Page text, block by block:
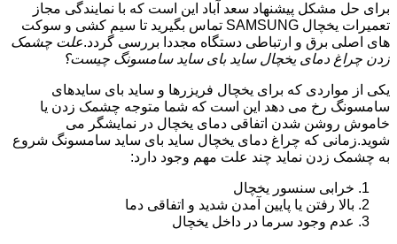
برای حل مشکل پیشنهاد سعد آباد این است که با نمایندگی مجاز
تعمیرات یخچال SAMSUNG تماس بگیرید تا سیم کشی و سوکت
های اصلی برق و ارتباطی دستگاه مجددا بررسی گردد.علت چشمک
زدن چراغ دمای یخچال ساید بای ساید سامسونگ چیست؟
یکی از مواردی که برای یخچال فریزرها و ساید بای سایدهای
سامسونگ رخ می دهد این است که شما متوجه چشمک زدن یا
خاموش روشن شدن اتفاقی دمای یخچال در نمایشگر می
شوید.زمانی که چراغ دمای یخچال ساید بای ساید سامسونگ شروع
به چشمک زدن نماید چند علت مهم وجود دارد:
خرابی سنسور یخچال
بالا رفتن یا پایین آمدن شدید و اتفاقی دما
عدم وجود سرما در داخل یخچال